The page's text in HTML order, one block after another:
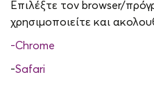
Επιλέξτε τον browser/
χρησιμοποιείτε και
-Chrome
-Safari